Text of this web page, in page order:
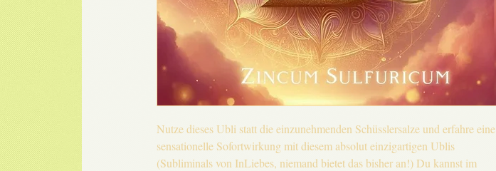
Nutze dieses Ubli statt die einzunehmenden Schüsslersalze und erfahre eine
sensationelle Sofortwirkung mit diesem absolut einzigartigen Ublis
(Subliminals von InLiebes, niemand bietet das bisher an!) Du kannst im